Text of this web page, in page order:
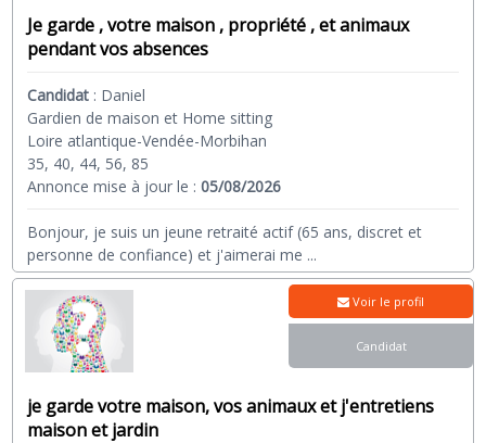
Je garde , votre maison , propriété , et animaux
pendant vos absences
Candidat : Daniel
Gardien de maison et Home sitting
Loire atlantique-Vendée-Morbihan
35, 40, 44, 56, 85
Annonce mise à jour le :05/08/2026
Bonjour, je suis un jeune retraité actif (65 ans, discret et
personne de confiance) et j'aimerai me ...
je garde votre maison, vos animaux et j'entretiens
maison et jardin
Voir le profil
Candidat